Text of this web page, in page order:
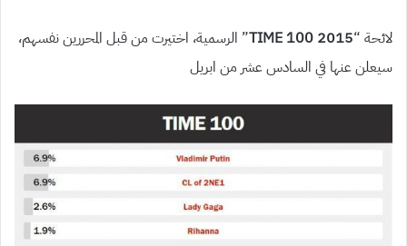
لائحة “2015 TIME 100
” الرسمية، اختيرت من قبل المحررين نفسهم،
سيعلن عنها في السادس عشر من ابريل